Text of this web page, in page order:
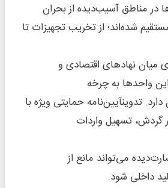
در مناطق آسیب‌دیده از بحران
شده‌اند؛ از تخریب تجهیزات تا
میان نهادهای اقتصادی و
این واحدها به چرخه
تدوینآیین‌نامه حمایتی ویژه با
گردش، تسهیل واردات
می‌تواند مانع از
داخلی شود.